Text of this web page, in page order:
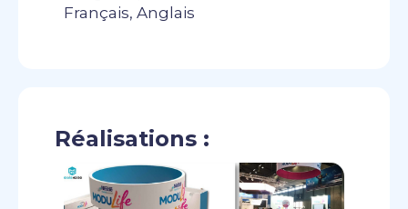
Français, Anglais
Réalisations :